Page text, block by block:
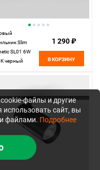
Slim
SL01 6W
черный
1 290 ₽
В КОРЗИНУ
файлы и другие
сайт, вы
файлами. Подробнее